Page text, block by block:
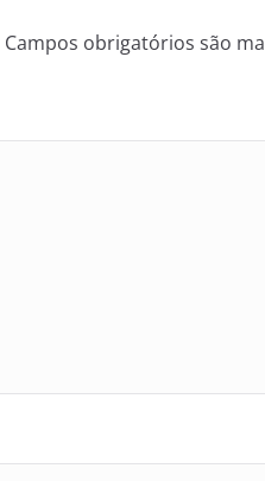
Campos obrigatórios são